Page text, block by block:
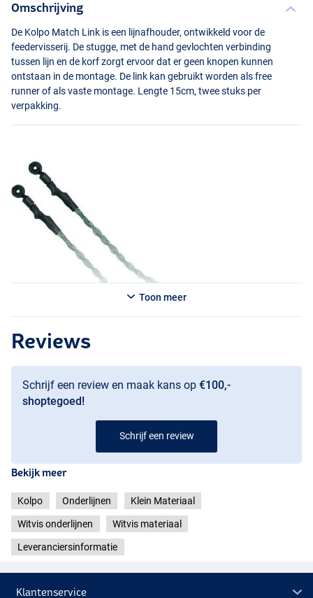
Omschrijving
De Kolpo Match Link is een lijnafhouder, ontwikkeld voor de
feedervisserij. De stugge, met de hand gevlochten verbinding
tussen lijn en de korf zorgt ervoor dat er geen knopen kunnen
ontstaan in de montage. De link kan gebruikt worden als free
runner of als vaste montage. Lengte 15cm, twee stuks per
verpakking.
Toon meer
Reviews
Schrijf een review en maak kans op €100,-
shoptegoed!
Schrijf een review
Bekijk meer
Kolpo Onderlijnen Klein Materiaal
Witvis onderlijnen Witvis materiaal
Leveranciersinformatie
Klantenservice